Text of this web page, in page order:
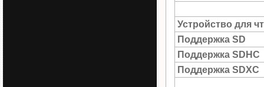
Устройство для
Поддержка SD
Поддержка SDHC
Поддержка SDXC